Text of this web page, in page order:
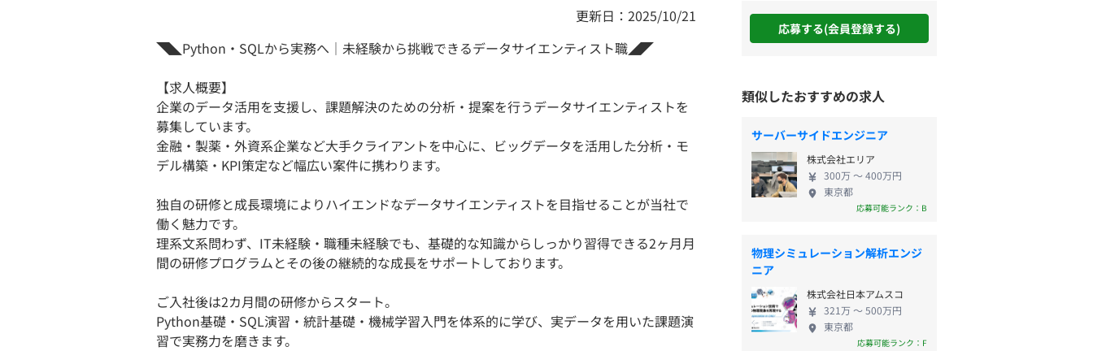
更新日：2025/10/21
◥◣Python・SQLから実務へ｜未経験から挑戦できるデータサイエンティスト職◢◤
【求人概要】
企業のデータ活用を支援し、課題解決のための分析・提案を行うデータサイエンティストを
募集しています。
金融・製薬・外資系企業など大手クライアントを中心に、ビッグデータを活用した分析・モ
デル構築・KPI策定など幅広い案件に携わります。
独自の研修と成長環境によりハイエンドなデータサイエンティストを目指せることが当社で
働く魅力です。
理系文系問わず、IT未経験・職種未経験でも、基礎的な知識からしっかり習得できる2ヶ月月
間の研修プログラムとその後の継続的な成長をサポートしております。
ご入社後は2カ月間の研修からスタート。
Python基礎・SQL演習・統計基礎・機械学習入門を体系的に学び、実データを用いた課題演
習で実務力を磨きます。
応募する(会員登録する)
類似したおすすめの求人
サーバーサイドエンジニア
株式会社エリア
300万 〜 400万円
東京都
応募可能ランク：B
物理シミュレーション解析エンジ
ニア
株式会社日本アムスコ
321万 〜 500万円
東京都
応募可能ランク：F